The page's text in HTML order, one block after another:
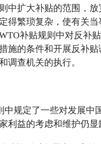
中扩大补贴的范围，
得繁琐复杂，使有关
补贴规则中对反补
施的条件和开展反补
调查机关的执行。
中规定了一些对发展中
利益的考虑和维护仍